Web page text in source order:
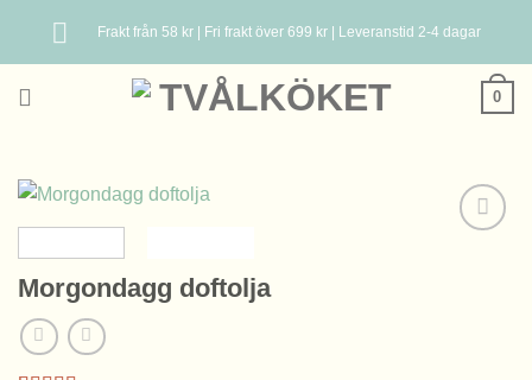
Frakt från 58 kr | Fri frakt över 699 kr | Leveranstid 2-4 dagar
0
Morgondagg doftolja